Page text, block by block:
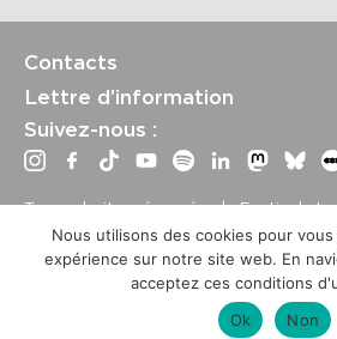
Contacts
Lettre d’information
Suivez-nous :
Tous droits réservés | Festival
International Film Festival –
générales de vente
Crédits site : Marine Breton, design
développement et mise à jour
Nous utilisons des cookies pour
expérience sur notre site web. En
acceptez ces conditions
Ok
Non